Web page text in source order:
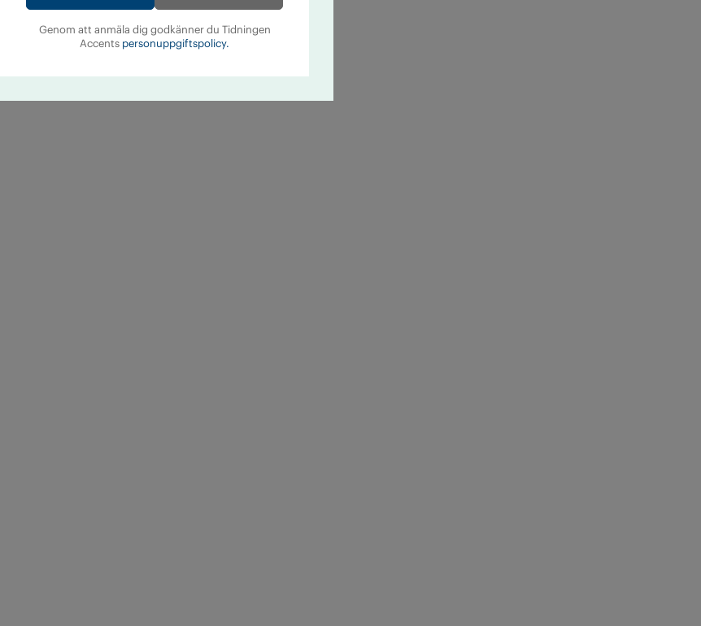
Genom att anmäla dig godkänner du Tidningen
Accents personuppgiftspolicy.